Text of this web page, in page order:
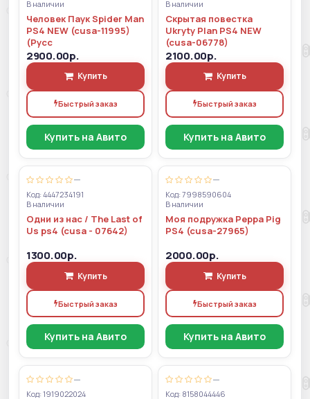
В наличии
Человек Паук Spider Man
PS4 NEW (cusa-11995)
(Русс
2900.00р.
Купить
Быстрый заказ
Купить на Авито
В наличии
Скрытая повестка
Ukryty Plan PS4 NEW
(cusa-06778)
2100.00р.
Купить
Быстрый заказ
Купить на Авито
—
Код: 4447234191
В наличии
Одни из нас / The Last of
Us ps4 (cusa - 07642)
1300.00р.
Купить
Быстрый заказ
Купить на Авито
—
Код: 7998590604
В наличии
Моя подружка Peppa Pig
PS4 (cusa-27965)
2000.00р.
Купить
Быстрый заказ
Купить на Авито
—
Код: 1919022024
—
Код: 8158044446